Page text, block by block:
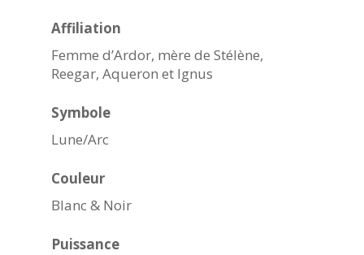
Affiliation
Femme d’Ardor, mère de Stélène,
Reegar, Aqueron et Ignus
Symbole
Lune/Arc
Couleur
Blanc & Noir
Puissance